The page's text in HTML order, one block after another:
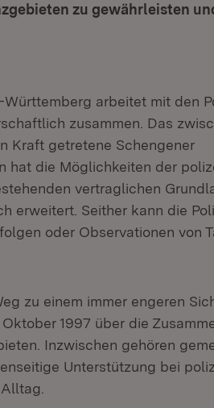
zu gewährleisten
arbeitet mit den
zusammen. Das
Kraft getretene Schengener
hat die Möglichkeiten der
vertraglichen
erweitert. Seither kann die
oder Observationen von
zu einem immer engeren
1997 über die
Inzwischen gehören
Unterstützung bei